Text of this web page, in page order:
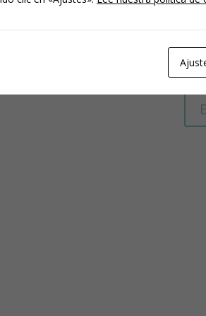
este navegador para la próxima vez que